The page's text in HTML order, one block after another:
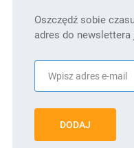
Oszczędź sobie
adres do newslettera
DODAJ